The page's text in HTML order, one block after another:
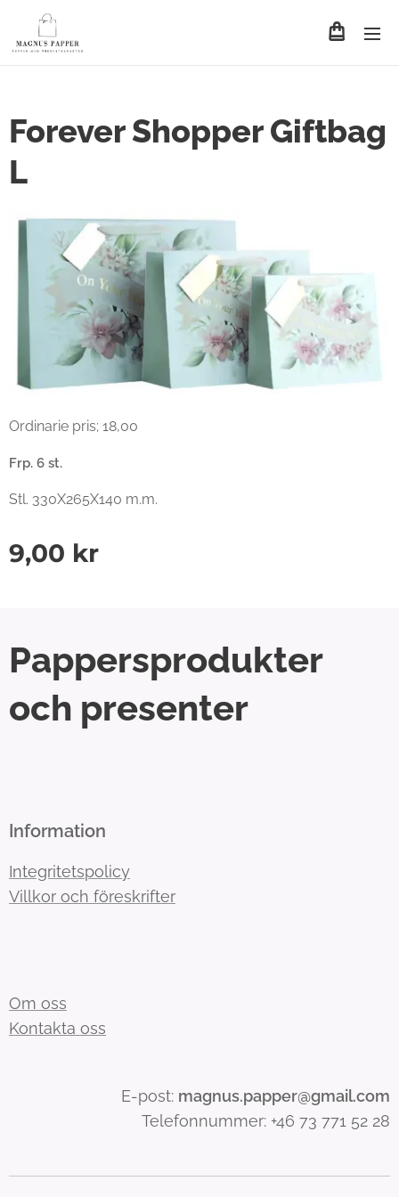
Forever Shopper Giftbag
L
Ordinarie pris; 18,00
Frp. 6 st.
Stl. 330X265X140 m.m.
9,00 kr
Pappersprodukter
och presenter
Information
Integritetspolicy
Villkor och föreskrifter
Om oss
Kontakta oss
E-post: magnus.papper@gmail.com
Telefonnummer: +46 73 771 52 28